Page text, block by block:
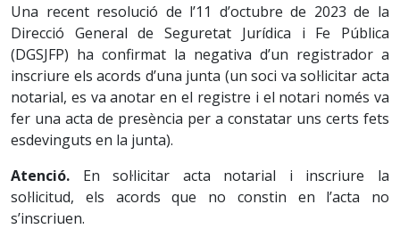
Una recent resolució de l’11 d’octubre de 2023 de la
Direcció General de Seguretat Jurídica i Fe Pública
(DGSJFP) ha confirmat la negativa d’un registrador a
inscriure els acords d’una junta (un soci va sol·licitar acta
notarial, es va anotar en el registre i el notari només va
fer una acta de presència per a constatar uns certs fets
esdevinguts en la junta).
Atenció. En sol·licitar acta notarial i inscriure la
sol·licitud, els acords que no constin en l’acta no
s’inscriuen.